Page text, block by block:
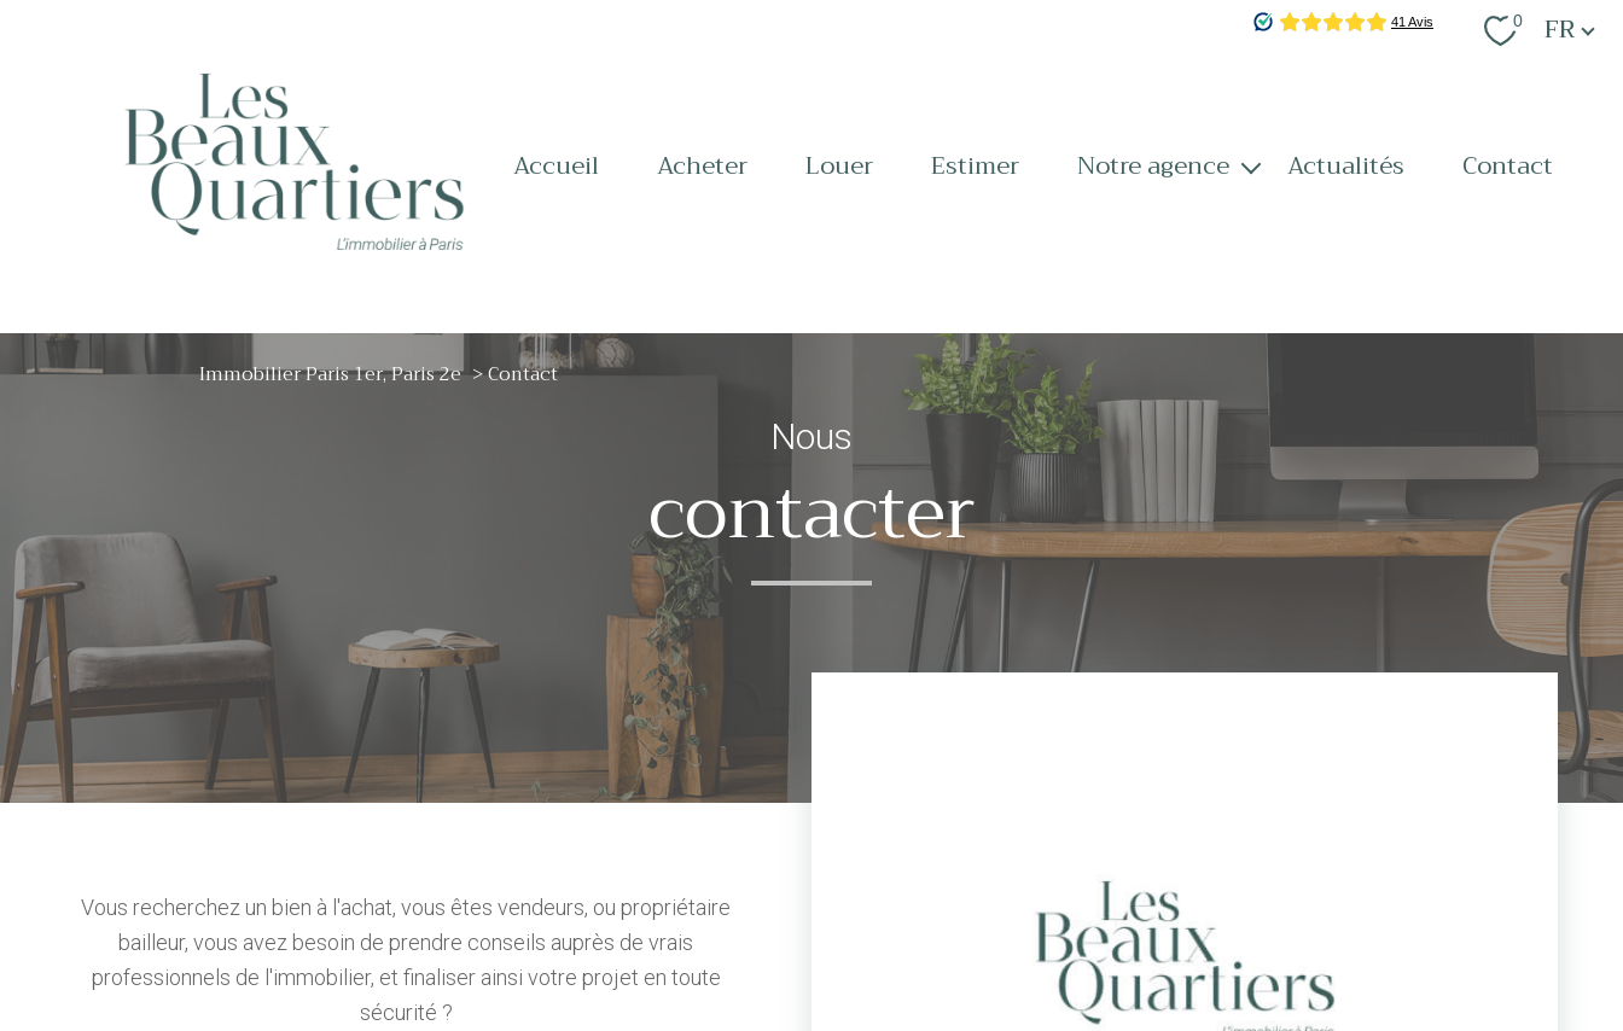
0 Langue
FR
accueil acheter louer estimer notre agence
recrutement
actualités contact
Immobilier Paris 1er, Paris 2e Contact
Nous
contacter
Vous recherchez un bien à l'achat, vous êtes vendeurs, ou propriétaire
bailleur, vous avez besoin de prendre conseils auprès de vrais
professionnels de l'immobilier, et finaliser ainsi votre projet en toute
sécurité ?